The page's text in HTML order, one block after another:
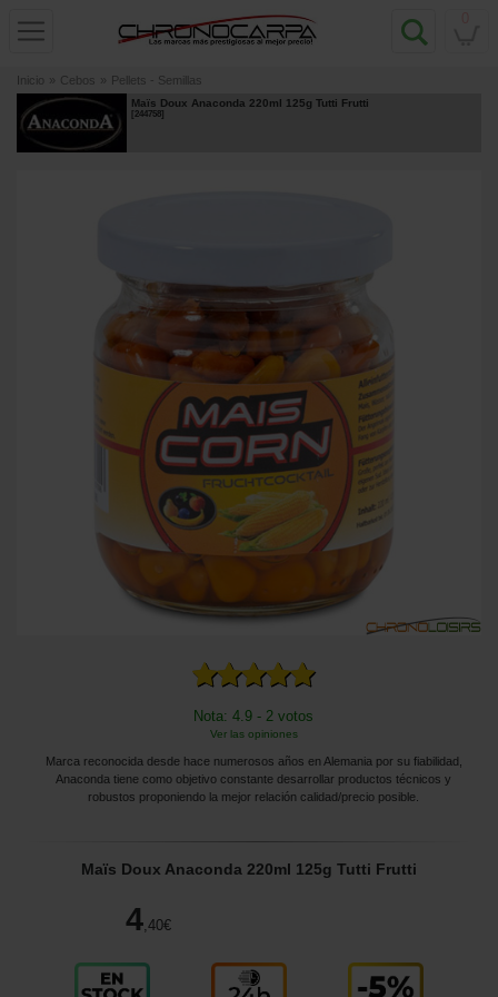
Inicio » Cebos » Pellets - Semillas
Maïs Doux Anaconda 220ml 125g Tutti Frutti
[244758]
Nota: 4.9 - 2 votos
Ver las opiniones
Marca reconocida desde hace numerosos años en Alemania por su fiabilidad,
Anaconda tiene como objetivo constante desarrollar productos técnicos y
robustos proponiendo la mejor relación calidad/precio posible.
Maïs Doux Anaconda 220ml 125g Tutti Frutti
4,40€